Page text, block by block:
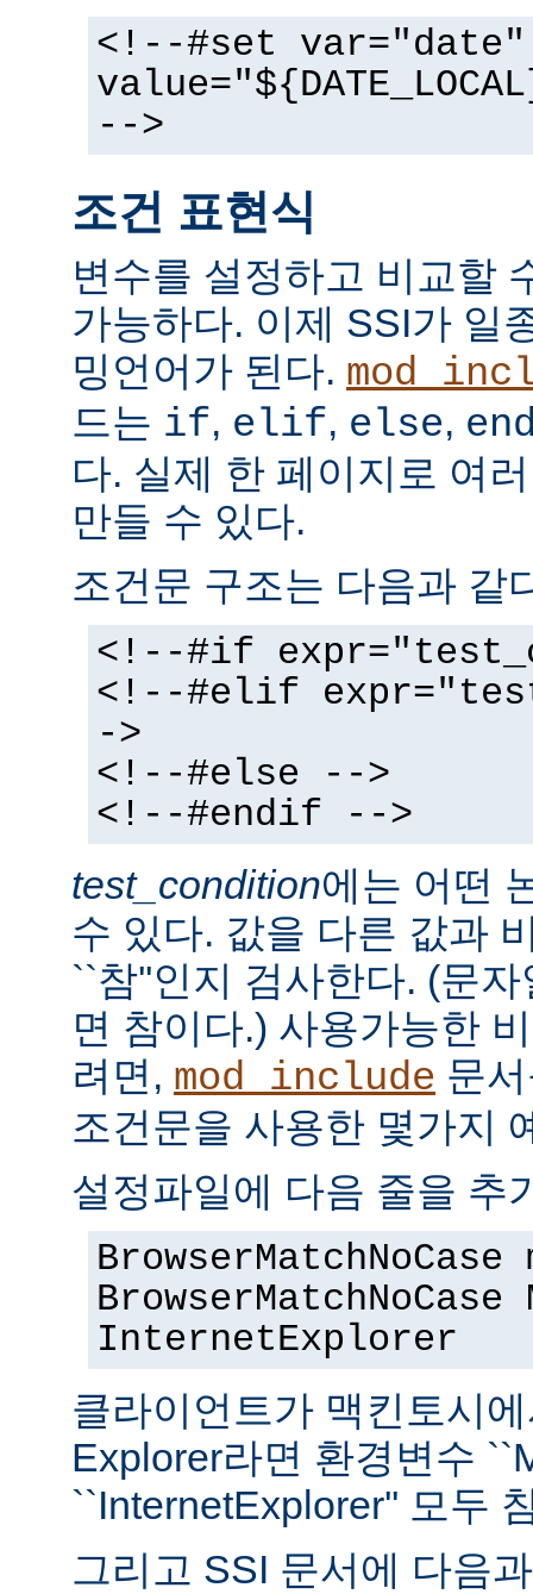
<!--#set var="date"
-->
조건 표현식
변수를 설정하고 비교할
가능하다. 이제 SSI가 일
밍언어가 된다.
드는 if, elif, else,
다. 실제 한 페이지로 여
만들 수 있다.
조건문 구조는 다음과 같
<!--#if
<!--#elif
->
<!--#else -->
<!--#endif -->
test_condition에는 어떤
수 있다. 값을 다른 값과
``참''인지 검사한다. (문
면 참이다.) 사용가능한
려면, mod_include 문
조건문을 사용한 몇가지
설정파일에 다음 줄을 추
BrowserMatchNoCase
InternetExplorer
클라이언트가 맥킨토시
Explorer라면 환경변수
``InternetExplorer'' 모두
그리고 SSI 문서에 다음